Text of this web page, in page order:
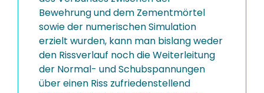
Bewehrung und dem Zementmörtel
sowie der numerischen Simulation
erzielt wurden, kann man bislang weder
den Rissverlauf noch die Weiterleitung
der Normal- und Schubspannungen
über einen Riss zufriedenstellend